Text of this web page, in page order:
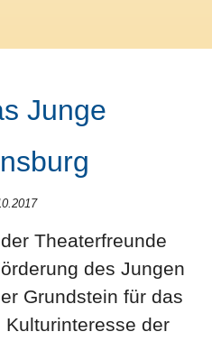
Junge
Theaterfreunde
des Jungen
Grundstein für das
der